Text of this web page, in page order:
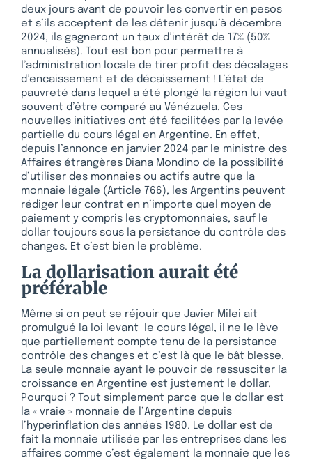
deux jours avant de pouvoir les convertir en pesos
et s’ils acceptent de les détenir jusqu’à décembre
2024, ils gagneront un taux d’intérêt de 17% (50%
annualisés). Tout est bon pour permettre à
l’administration locale de tirer profit des décalages
d’encaissement et de décaissement ! L’état de
pauvreté dans lequel a été plongé la région lui vaut
souvent d’être comparé au Vénézuela. Ces
nouvelles initiatives ont été facilitées par la levée
partielle du cours légal en Argentine. En effet,
depuis l’annonce en janvier 2024 par le ministre des
Affaires étrangères Diana Mondino de la possibilité
d’utiliser des monnaies ou actifs autre que la
monnaie légale (Article 766), les Argentins peuvent
rédiger leur contrat en n’importe quel moyen de
paiement y compris les cryptomonnaies, sauf le
dollar toujours sous la persistance du contrôle des
changes. Et c’est bien le problème.
La dollarisation aurait été
préférable
Même si on peut se réjouir que Javier Milei ait
promulgué la loi levant le cours légal, il ne le lève
que partiellement compte tenu de la persistance
contrôle des changes et c’est là que le bât blesse.
La seule monnaie ayant le pouvoir de ressusciter la
croissance en Argentine est justement le dollar.
Pourquoi ? Tout simplement parce que le dollar est
la « vraie » monnaie de l’Argentine depuis
l’hyperinflation des années 1980. Le dollar est de
fait la monnaie utilisée par les entreprises dans les
affaires comme c’est également la monnaie que les